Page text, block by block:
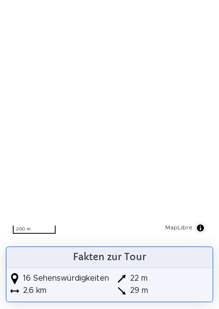
200 m MapLibre
Fakten zur Tour
16 Sehenswürdigkeiten
2,6 km
22 m
29 m